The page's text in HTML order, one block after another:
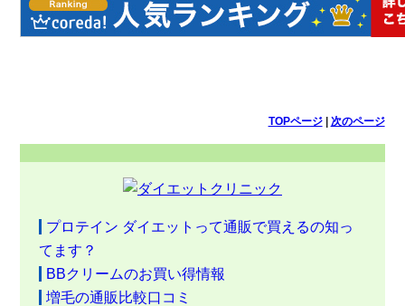
TOPページ| 次のページ
プロテイン ダイエットって通販で買えるの知っ
てます？
BBクリームのお買い得情報
増毛の通販比較口コミ